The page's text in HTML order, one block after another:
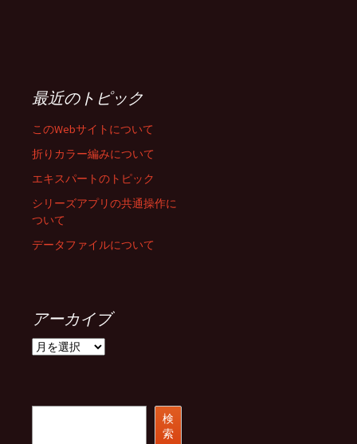
最近のトピック
このWebサイトについて
折りカラー編みについて
エキスパートのトピック
シリーズアプリの共通操作に
ついて
データファイルについて
アーカイブ
ア
検
索